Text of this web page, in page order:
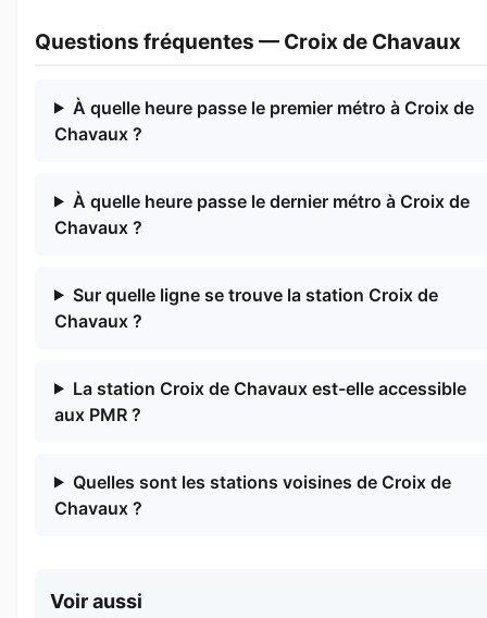
Questions fréquentes — Croix de Chavaux
À quelle heure passe le premier métro à Croix de
Chavaux ?
À quelle heure passe le dernier métro à Croix de
Chavaux ?
Sur quelle ligne se trouve la station Croix de
Chavaux ?
La station Croix de Chavaux est-elle accessible
aux PMR ?
Quelles sont les stations voisines de Croix de
Chavaux ?
Voir aussi